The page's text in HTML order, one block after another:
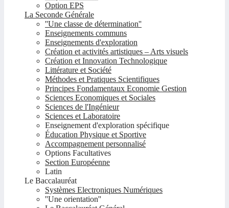
Option EPS
La Seconde Générale
''Une classe de détermination''
Enseignements communs
Enseignements d'exploration
Création et activités artistiques – Arts visuels
Création et Innovation Technologique
Littérature et Société
Méthodes et Pratiques Scientifiques
Principes Fondamentaux Economie Gestion
Sciences Economiques et Sociales
Sciences de l'Ingénieur
Sciences et Laboratoire
Enseignement d'exploration spécifique
Éducation Physique et Sportive
Accompagnement personnalisé
Options Facultatives
Section Européenne
Latin
Le Baccalauréat
Systèmes Electroniques Numériques
''Une orientation''